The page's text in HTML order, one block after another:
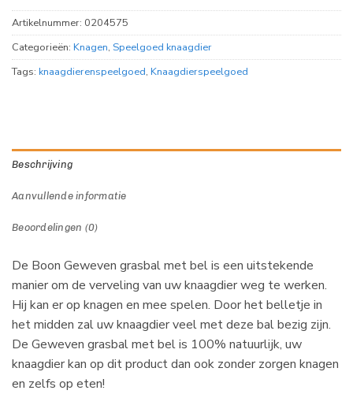
Artikelnummer: 0204575
Categorieën: Knagen, Speelgoed knaagdier
Tags: knaagdierenspeelgoed, Knaagdierspeelgoed
Beschrijving
Aanvullende informatie
Beoordelingen (0)
De Boon Geweven grasbal met bel is een uitstekende
manier om de verveling van uw knaagdier weg te werken.
Hij kan er op knagen en mee spelen. Door het belletje in
het midden zal uw knaagdier veel met deze bal bezig zijn.
De Geweven grasbal met bel is 100% natuurlijk, uw
knaagdier kan op dit product dan ook zonder zorgen knagen
en zelfs op eten!